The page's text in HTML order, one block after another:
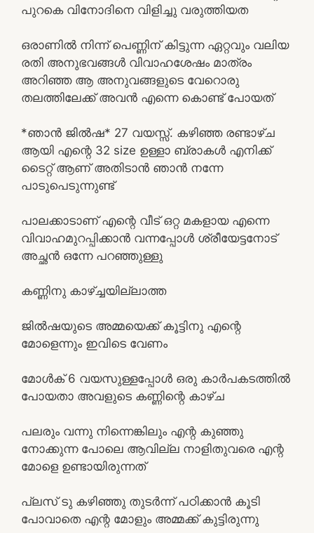
പുറകെ വിനോദിനെ വിളിച്ചു വരുത്തിയത
ഒരാണിൽ നിന്ന് പെണ്ണിന് കിട്ടുന്ന ഏറ്റവും വലിയ
രതി അനുഭവങ്ങൾ വിവാഹശേഷം മാത്രം
അറിഞ്ഞ ആ അനുവങ്ങളുടെ വേറൊരു
തലത്തിലേക്ക് അവൻ എന്നെ കൊണ്ട് പോയത്
*ഞാൻ ജിൽഷ* 27 വയസ്സ്. കഴിഞ്ഞ രണ്ടാഴ്ച
ആയി എന്റെ 32 size ഉള്ളാ ബ്രാകൾ എനിക്ക്
ടൈറ്റ് ആണ് അതിടാൻ ഞാൻ നന്നേ
പാടുപെടുന്നുണ്ട്
പാലക്കാടാണ് എന്റെ വീട് ഒറ്റ മകളായ എന്നെ
വിവാഹമുറപ്പിക്കാൻ വന്നപ്പോൾ ശ്രീയേട്ടനോട്
അച്ഛൻ ഒന്നേ പറഞ്ഞുള്ളു
കണ്ണിനു കാഴ്ച്ചയില്ലാത്ത
ജിൽഷയുടെ അമ്മയെക്ക് കൂട്ടിനു എന്റെ
മോളെന്നും ഇവിടെ വേണം
മോൾക് 6 വയസുള്ളപ്പോൾ ഒരു കാർപകടത്തിൽ
പോയതാ അവളുടെ കണ്ണിന്റെ കാഴ്ച
പലരും വന്നു നിന്നെങ്കിലും എന്റ കുഞ്ഞു
നോക്കുന്ന പോലെ ആവില്ല നാളിതുവരെ എന്റ
മോളെ ഉണ്ടായിരുന്നത്
പ്ലസ് ടു കഴിഞ്ഞു തുടർന്ന് പഠിക്കാൻ കൂടി
പോവാതെ എന്റ മോളും അമ്മക്ക് കുട്ടിരുന്നു